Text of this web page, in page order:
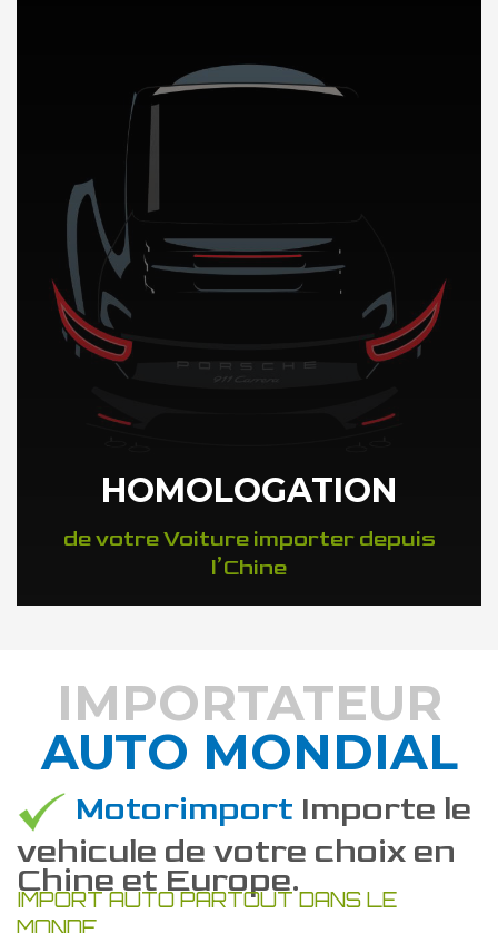
DÉCOUVREZ NOTRE IMPORTATION AUTO en Chine
HOMOLOGATION
de votre Voiture importer depuis
l’Chine
DÉCOUVREZ COMMENT
IMPORTATEUR
AUTO MONDIAL
Motorimport Importe le
vehicule de votre choix en
Chine et Europe.
IMPORT AUTO PARTOUT DANS LE
MONDE